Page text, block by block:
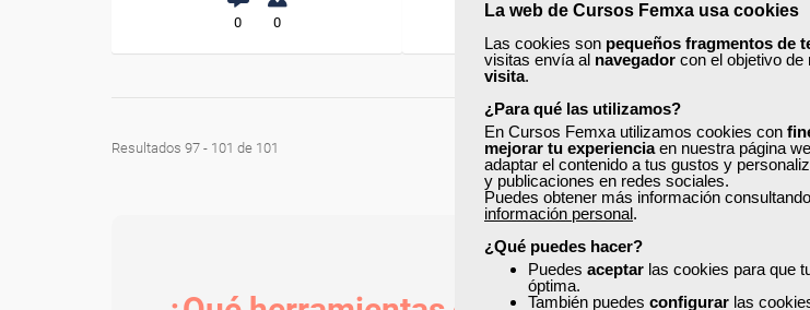
La web de Cursos Femxa usa cookies
Las cookies son pequeños fragmentos de
visitas envía al navegador con el objetivo de
visita.
¿Para qué las utilizamos?
En Cursos Femxa utilizamos cookies con
mejorar tu experienciaen nuestra página
adaptar el contenido a tus gustos y
y publicaciones en redes sociales.
Puedes obtener más información consultando
información personal.
¿Qué puedes hacer?
Puedes aceptar las cookies para que
óptima.
También puedes configurar las
0 0
Resultados 97 - 101 de 101 Inicio